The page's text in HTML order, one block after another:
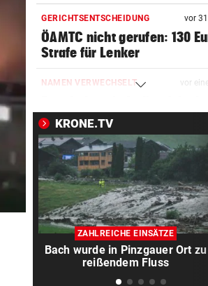
GERICHTSENTSCHEIDUNG vor
ÖAMTC nicht gerufen: 130
Strafe für Lenker
NAMEN VERWECHSELT vor
Embryo eingesetzt
DREIMAL SO VIELE KÜHE vor
Dürre bringt jetzt auch
Schlachthöfe ans Limit
STATT SCHACHGENIE vor
András Baka soll neuer
Ungarns werden
KRONE.TV
ZAHLREICHE EINSÄTZE
Bach wurde in Pinzgauer Ort zu
reißendem Fluss